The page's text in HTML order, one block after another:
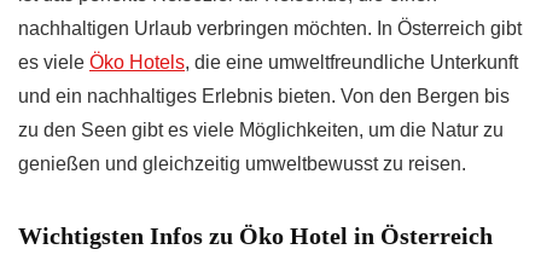
nachhaltigen Urlaub verbringen möchten. In Österreich gibt
es viele Öko Hotels, die eine umweltfreundliche Unterkunft
und ein nachhaltiges Erlebnis bieten. Von den Bergen bis
zu den Seen gibt es viele Möglichkeiten, um die Natur zu
genießen und gleichzeitig umweltbewusst zu reisen.
Wichtigsten Infos zu Öko Hotel in Österreich